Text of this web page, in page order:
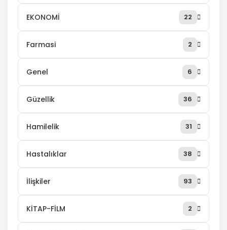
EKONOMİ 22
Farmasi 2
Genel 6
Güzellik 36
Hamilelik 31
Hastalıklar 38
İlişkiler 93
KİTAP-FİLM 2